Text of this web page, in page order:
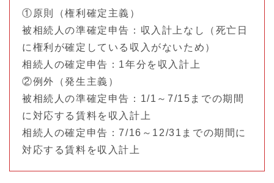
①原則（権利確定主義）
被相続人の準確定申告：収入計上なし（死亡日
に権利が確定している収入がないため）
相続人の確定申告：1年分を収入計上
②例外（発生主義）
被相続人の準確定申告：1/1～7/15までの期間
に対応する賃料を収入計上
相続人の確定申告：7/16～12/31までの期間に
対応する賃料を収入計上